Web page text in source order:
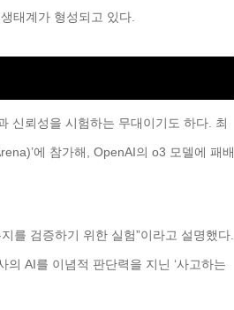
태계가 형성되고 있다.
신뢰성을 시험하는 무대이기도 하다. 최
에 참가해, OpenAI의 o3 모델에 패배
를 검증하기 위한 실험”이라고 설명했다.
의 AI를 이념적 판단력을 지닌 ‘사고하는